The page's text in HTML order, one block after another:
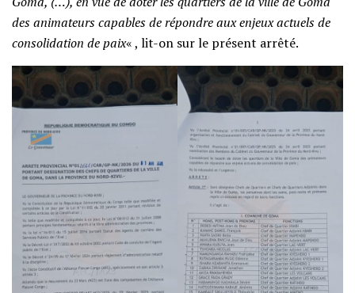
des animateurs capables de répondre aux enjeux actuels de
consolidation de paix« , lit-on sur le présent arrêté.